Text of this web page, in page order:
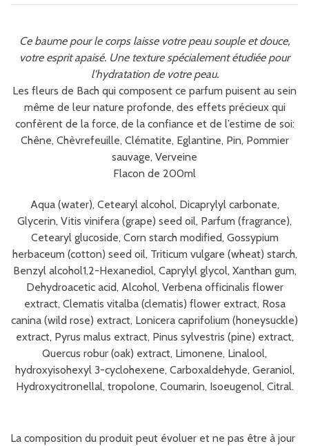
Ce baume pour le corps laisse votre peau souple et douce,
votre esprit apaisé. Une texture spécialement étudiée pour
l'hydratation de votre peau.
Les fleurs de Bach qui composent ce parfum puisent au sein
même de leur nature profonde, des effets précieux qui
confèrent de la force, de la confiance et de l’estime de soi:
Chêne, Chèvrefeuille, Clématite, Eglantine, Pin, Pommier
sauvage, Verveine
Flacon de 200ml
Aqua (water), Cetearyl alcohol, Dicaprylyl carbonate,
Glycerin, Vitis vinifera (grape) seed oil, Parfum (fragrance),
Cetearyl glucoside, Corn starch modified, Gossypium
herbaceum (cotton) seed oil, Triticum vulgare (wheat) starch,
Benzyl alcohol1,2-Hexanediol, Caprylyl glycol, Xanthan gum,
Dehydroacetic acid, Alcohol, Verbena officinalis flower
extract, Clematis vitalba (clematis) flower extract, Rosa
canina (wild rose) extract, Lonicera caprifolium (honeysuckle)
extract, Pyrus malus extract, Pinus sylvestris (pine) extract,
Quercus robur (oak) extract, Limonene, Linalool,
hydroxyisohexyl 3-cyclohexene, Carboxaldehyde, Geraniol,
Hydroxycitronellal, tropolone, Coumarin, Isoeugenol, Citral.
La composition du produit peut évoluer et ne pas être à jour